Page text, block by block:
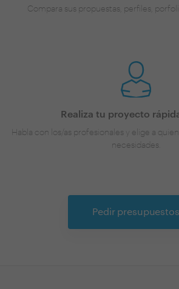
Compara sus propuestas, perfiles,
Realiza tu proyecto
Habla con los/as profesionales y elige a
necesidades.
Pedir presupuestos